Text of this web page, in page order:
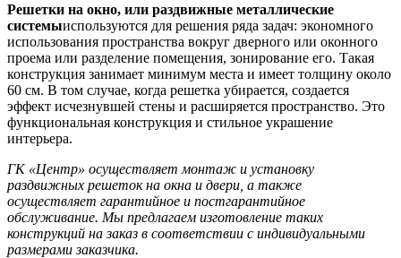
Решетки на окно, или раздвижные металлические
системыиспользуются для решения ряда задач: экономного
использования пространства вокруг дверного или оконного
проема или разделение помещения, зонирование его. Такая
конструкция занимает минимум места и имеет толщину около
60 см. В том случае, когда решетка убирается, создается
эффект исчезнувшей стены и расширяется пространство. Это
функциональная конструкция и стильное украшение
интерьера.
ГК «Центр» осуществляет монтаж и установку
раздвижных решеток на окна и двери, а также
осуществляет гарантийное и постгарантийное
обслуживание. Мы предлагаем изготовление таких
конструкций на заказ в соответствии с индивидуальными
размерами заказчика.